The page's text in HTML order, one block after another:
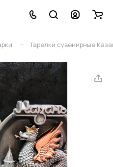
– Тарелки сувенирные